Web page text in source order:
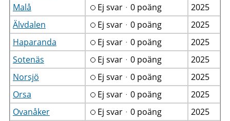
Malå
Ej svarᆞ0 poäng
2025
Älvdalen
Ej svarᆞ0 poäng
2025
Haparanda
Ej svarᆞ0 poäng
2025
Sotenäs
Ej svarᆞ0 poäng
2025
Norsjö
Ej svarᆞ0 poäng
2025
Orsa
Ej svarᆞ0 poäng
2025
Ovanåker
Ej svarᆞ0 poäng
2025